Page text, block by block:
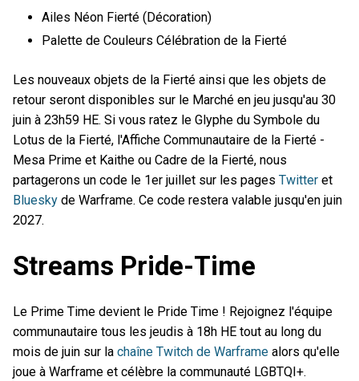
Ailes Néon Fierté (Décoration)
Palette de Couleurs Célébration de la Fierté
Les nouveaux objets de la Fierté ainsi que les objets de
retour seront disponibles sur le Marché en jeu jusqu'au 30
juin à 23h59 HE. Si vous ratez le Glyphe du Symbole du
Lotus de la Fierté, l'Affiche Communautaire de la Fierté -
Mesa Prime et Kaithe ou Cadre de la Fierté, nous
partagerons un code le 1er juillet sur les pages Twitter et
Bluesky de Warframe. Ce code restera valable jusqu'en juin
2027.
Streams Pride-Time
Le Prime Time devient le Pride Time ! Rejoignez l'équipe
communautaire tous les jeudis à 18h HE tout au long du
mois de juin sur la chaîne Twitch de Warframe alors qu'elle
joue à Warframe et célèbre la communauté LGBTQI+.